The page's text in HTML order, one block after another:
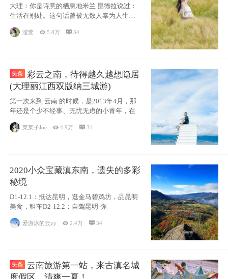
大理：你是诗意的栖息地米兰 昆德拉说过：
生活在别处。这句话曾被无数人奉为人生信
滢萱  5.8万  34
彩云之南，待得越久越想隐居
(大理丽江西双版纳三城游)
第一次来到 云南 的时候，是2013年4月，那
年还是个少不经事、无忧无虑的小青年，在
菜菜子Joe 4.9万 31
2020小众宝藏滇东南，遗失的多彩
秘境
D1-12.1：抵达昆明，逛金马碧鸡坊，品昆明
美食，租车D2-12.2：自驾昆明-弥
爱游泳的云yy 2.4万  34
云南旅游第一站，来古滇名城